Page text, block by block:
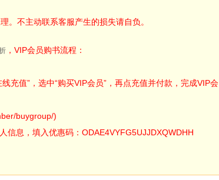
。不主动联系客服产生的损失请自负。
，VIP会员购书流程：
充值”，选中“购买VIP会员”，再点充值并付款，完成VIP会
buygroup/)
信息，填入优惠码：ODAE4VYFG5UJJDXQWDHH